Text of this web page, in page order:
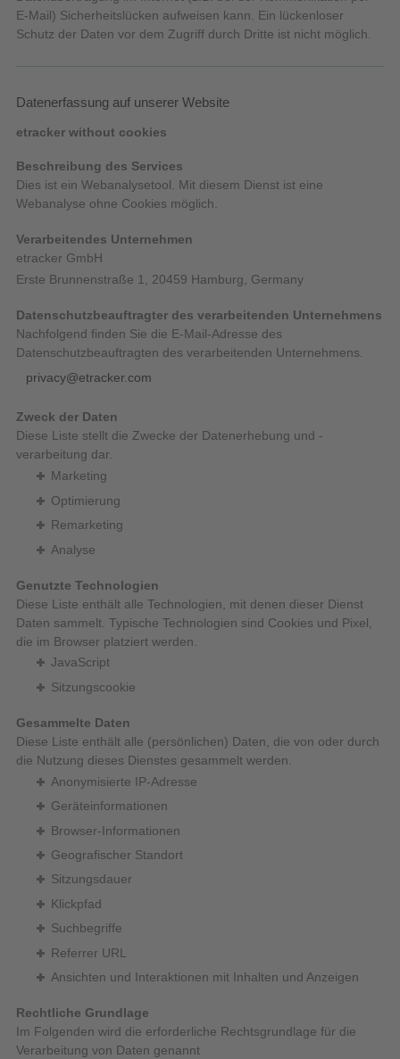
E-Mail) Sicherheitslücken aufweisen kann. Ein lückenloser
Schutz der Daten vor dem Zugriff durch Dritte ist nicht möglich.
Datenerfassung auf unserer Website
etracker without cookies
Beschreibung des Services
Dies ist ein Webanalysetool. Mit diesem Dienst ist eine
Webanalyse ohne Cookies möglich.
Verarbeitendes Unternehmen
etracker GmbH
Erste Brunnenstraße 1, 20459 Hamburg, Germany
Datenschutzbeauftragter des verarbeitenden Unternehmens
Nachfolgend finden Sie die E-Mail-Adresse des
Datenschutzbeauftragten des verarbeitenden Unternehmens.
privacy@etracker.com
Zweck der Daten
Diese Liste stellt die Zwecke der Datenerhebung und -
verarbeitung dar.
Marketing
Optimierung
Remarketing
Analyse
Genutzte Technologien
Diese Liste enthält alle Technologien, mit denen dieser Dienst
Daten sammelt. Typische Technologien sind Cookies und Pixel,
die im Browser platziert werden.
JavaScript
Sitzungscookie
Gesammelte Daten
Diese Liste enthält alle (persönlichen) Daten, die von oder durch
die Nutzung dieses Dienstes gesammelt werden.
Anonymisierte IP-Adresse
Geräteinformationen
Browser-Informationen
Geografischer Standort
Sitzungsdauer
Klickpfad
Suchbegriffe
Referrer URL
Ansichten und Interaktionen mit Inhalten und Anzeigen
Rechtliche Grundlage
Im Folgenden wird die erforderliche Rechtsgrundlage für die
Verarbeitung von Daten genannt